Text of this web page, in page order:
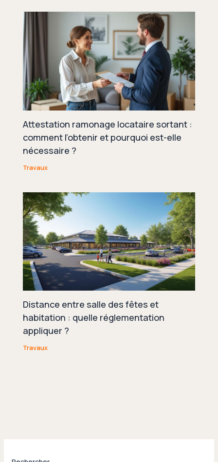
Attestation ramonage locataire sortant :
comment l’obtenir et pourquoi est-elle
nécessaire ?
Travaux
Distance entre salle des fêtes et
habitation : quelle réglementation
appliquer ?
Travaux